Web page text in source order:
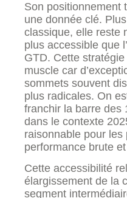
Son positionnement
une donnée clé.
classique, elle reste
plus accessible que
GTD. Cette
muscle car
sommets souvent
plus radicales. On
franchir la barre des
dans le contexte
raisonnable pour les
performance brute
Cette accessibilité
élargissement de la
segment